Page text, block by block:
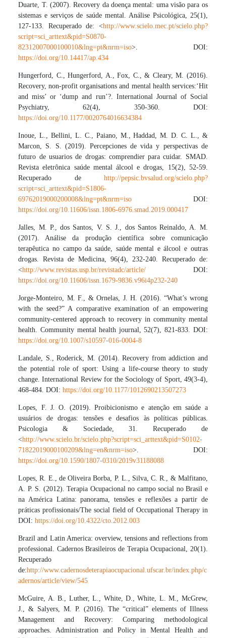
Duarte, T. (2007). Recovery da doença mental: uma visão para os
sistemas e serviços de saúde mental. Análise Psicológica, 25(1),
127-133. Recuperado de: <http://www.scielo.mec.pt/scielo.php?
script=sci_arttext&pid=S0870-
82312007000100010&lng=pt&nrm=iso>. DOI:
https://doi.org/10.14417/ap.434
Hungerford, C., Hungerford, A., Fox, C., & Cleary, M. (2016).
Recovery, non-profit organisations and mental health services:‘Hit
and miss’ or ‘dump and run’?. International Journal of Social
Psychiatry, 62(4), 350-360. DOI:
https://doi.org/10.1177/0020764016634384
Inoue, L., Bellini, L. C., Paiano, M., Haddad, M. D. C. L., &
Marcon, S. S. (2019). Percepciones de vida y perspectivas de
futuro de usuarios de drogas: comprendier para cuidar. SMAD.
Revista eletrônica saúde mental álcool e drogas, 15(2), 52-59.
Recuperado de http://pepsic.bvsalud.org/scielo.php?
script=sci_arttext&pid=S1806-
69762019000200008&lng=pt&nrm=iso DOI:
https://doi.org/10.11606/issn.1806-6976.smad.2019.000417
Jalles, M. P., dos Santos, V. S. J., dos Santos Reinaldo, A. M.
(2017). Análise da produção científica sobre comunicação
terapêutica no campo da saúde, saúde mental e álcool e outras
drogas. Revista de Medicina, 96(4), 232-240. Recuperado de:
<http://www.revistas.usp.br/revistadc/article/ DOI:
https://doi.org/10.11606/issn.1679-9836.v96i4p232-240
Jorge-Monteiro, M. F., & Ornelas, J. H. (2016). “What’s wrong
with the seed?” A comparative examination of an empowering
community-centered approach to recovery in community mental
health. Community mental health journal, 52(7), 821-833. DOI:
https://doi.org/10.1007/s10597-016-0004-8
Landale, S., Roderick, M. (2014). Recovery from addiction and
the potential role of sport: Using a life-course theory to study
change. International Review for the Sociology of Sport, 49(3-4),
468-484. DOI:https://doi.org/10.1177/1012690213507273
Lopes, F. J. O. (2019). Proibicionismo e atenção em saúde a
usuários de drogas: tensões e desafios às políticas públicas.
Psicologia & Sociedade, 31. Recuperado de
<http://www.scielo.br/scielo.php?script=sci_arttext&pid=S0102-
71822019000100209&lng=en&nrm=iso>. DOI:
https://doi.org/10.1590/1807-0310/2019v31188088
Lopes, R. E., de Oliveira Borba, P. L., Silva, C. R., & Malfitano,
A. P. S. (2012). Terapia Ocupacional no campo social no Brasil e
na América Latina: panorama, tensões e reflexões a partir de
práticas profissionais/The social field of Occupational Therapy in
DOI:https://doi.org/10.4322/cto.2012.003
Brazil and Latin America: overview, tensions and reflections from
professional. Cadernos Brasileiros de Terapia Ocupacional, 20(1).
Recuperado
de:http://www.cadernosdeterapiaocupacional.ufscar.br/index.php/c
adernos/article/view/545
McGuire, A. B., Luther, L., White, D., White, L. M., McGrew,
J., & Salyers, M. P. (2016). The “critical” elements of Illness
Management and Recovery: Comparing methodological
approaches. Administration and Policy in Mental Health and